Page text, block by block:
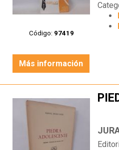
Código: 97419
Más información